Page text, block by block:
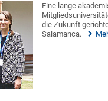
Eine lange
die Zukunft
Salamanca.